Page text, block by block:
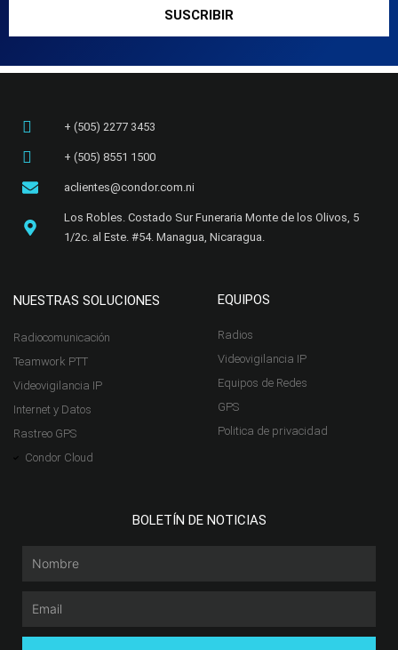
SUSCRIBIR
+ (505) 2277 3453​
+ (505) 8551 1500
aclientes@condor.com.ni
Los Robles. Costado Sur Funeraria Monte de los Olivos, 5
1/2c. al Este. #54. Managua, Nicaragua.​
NUESTRAS SOLUCIONES
Radiocomunicación
Teamwork PTT
Videovigilancia IP
Internet y Datos
Rastreo GPS
Condor Cloud
EQUIPOS
Radios
Videovigilancia IP
Equipos de Redes
GPS
Politica de privacidad
BOLETÍN DE NOTICIAS